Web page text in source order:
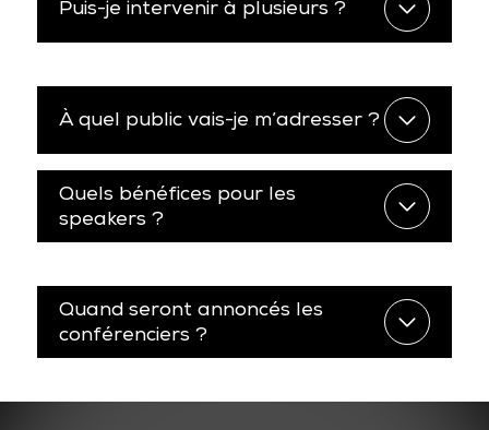
Puis-je intervenir à plusieurs ?
À quel public vais-je m’adresser ?
Quels bénéfices pour les
speakers ?
Quand seront annoncés les
conférenciers ?